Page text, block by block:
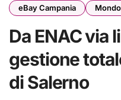
eBay Campania
Da ENAC via
gestione
di Salerno